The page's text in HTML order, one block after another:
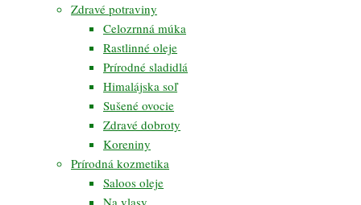
Zdravé potraviny
Celozrnná múka
Rastlinné oleje
Prírodné sladidlá
Himalájska soľ
Sušené ovocie
Zdravé dobroty
Koreniny
Prírodná kozmetika
Saloos oleje
Na vlasy